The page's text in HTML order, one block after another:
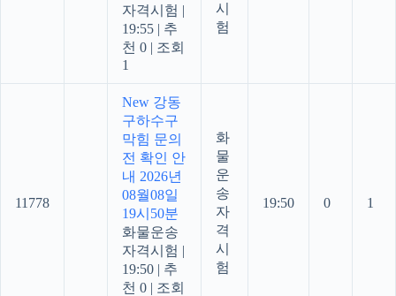
자격시험 |
19:55 | 추
천 0 | 조회
1
시
험
11778
New 강동
구하수구
막힘 문의
전 확인 안
내 2026년
08월08일
19시50분
화물운송
자격시험 |
19:50 | 추
천 0 | 조회
화
물
운
송
자
격
시
험
19:50 0 1